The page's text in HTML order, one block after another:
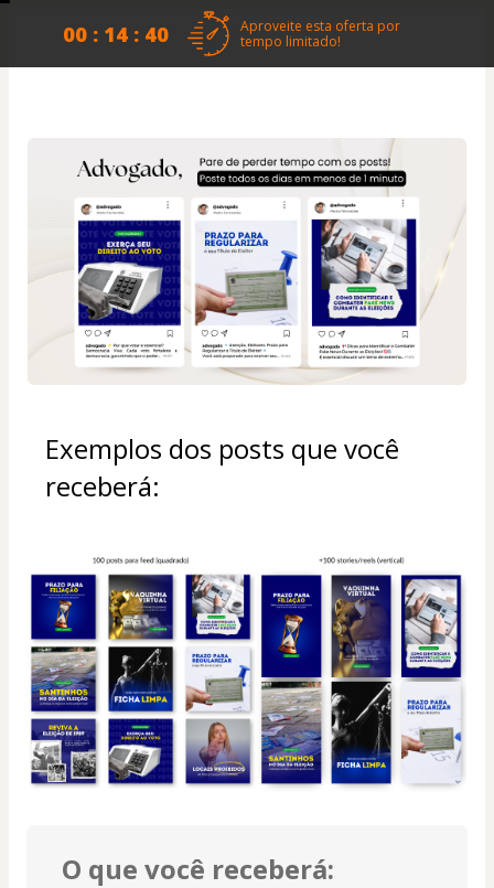
00 : 14 : 39
Aproveite esta oferta por
tempo limitado!
Exemplos dos posts que você
receberá:
O que você receberá: